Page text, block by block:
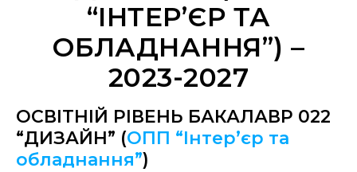
“ІНТЕР’ЄР ТА
ОБЛАДНАННЯ”) –
2023-2027
ОСВІТНІЙ РІВЕНЬ БАКАЛАВР 022
“ДИЗАЙН” (ОПП “Інтер’єр та
обладнання”)